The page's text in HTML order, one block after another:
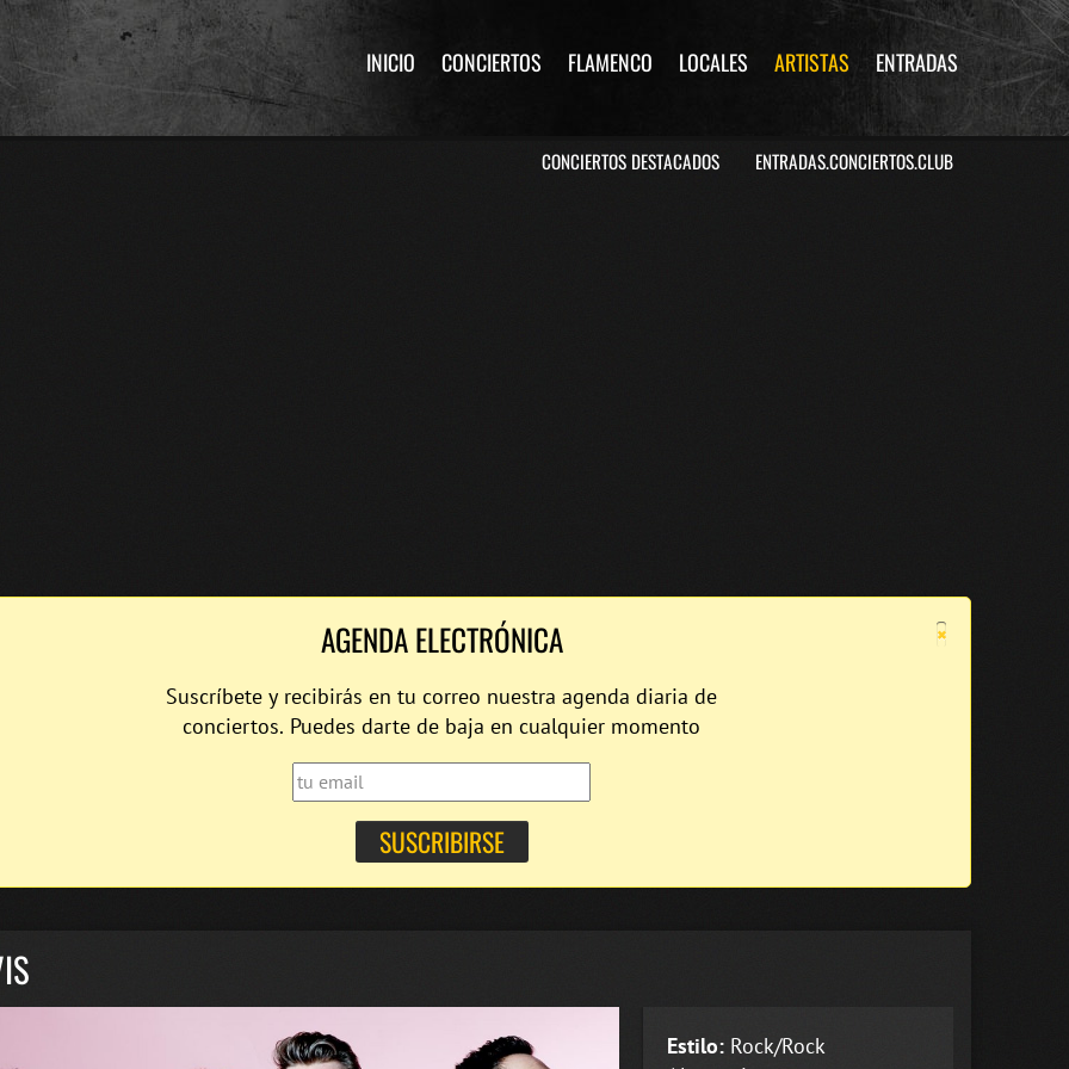
INICIO CONCIERTOS FLAMENCO LOCALES ARTISTAS ENTRADAS
CONCIERTOS DESTACADOS ENTRADAS.CONCIERTOS.CLUB
×
AGENDA ELECTRÓNICA
Suscríbete y recibirás en tu correo nuestra agenda diaria de
conciertos. Puedes darte de baja en cualquier momento
Estilo: Rock/Rock